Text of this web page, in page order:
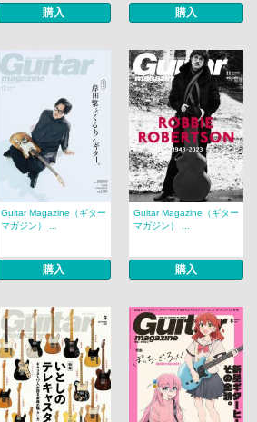
購入 購入
Guitar Magazine（ギター
マガジン） ...
購入
Guitar Magazine（ギター
マガジン） ...
購入